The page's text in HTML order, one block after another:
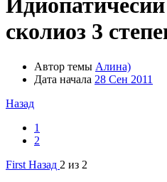
сколиоз 3
Автор темы Алина)
Дата начала 28 Сен 2011
Назад
1
2
First Назад 2 из 2